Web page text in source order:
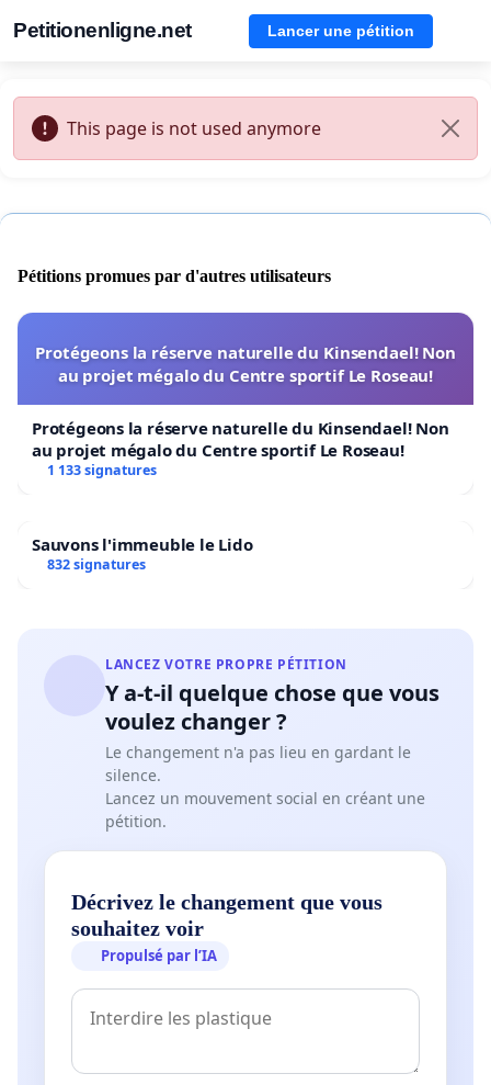
Petitionenligne.net Lancer une pétition
This page is not used anymore
Pétitions promues par d'autres utilisateurs
Protégeons la réserve naturelle du Kinsendael! Non
au projet mégalo du Centre sportif Le Roseau!
Protégeons la réserve naturelle du Kinsendael! Non
au projet mégalo du Centre sportif Le Roseau!
1 133 signatures
Sauvons l'immeuble le Lido
832 signatures
LANCEZ VOTRE PROPRE PÉTITION
Y a-t-il quelque chose que vous
voulez changer ?
Le changement n'a pas lieu en gardant le
silence.
Lancez un mouvement social en créant une
pétition.
Décrivez le changement que vous
souhaitez voir
Propulsé par l’IA